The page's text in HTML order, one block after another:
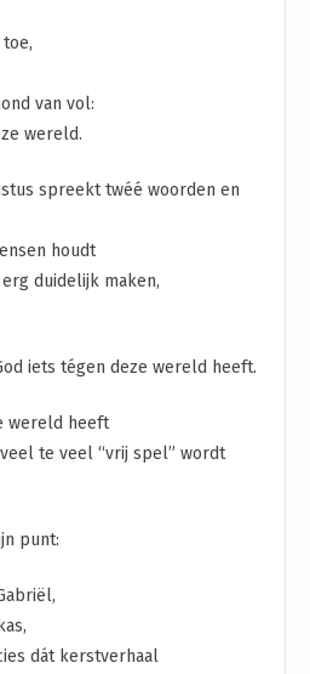
van vol:
wereld.
spreekt twéé woorden en
houdt
duidelijk maken,
iets tégen deze wereld heeft.
wereld heeft
te veel “vrij spel” wordt
punt:
dát kerstverhaal